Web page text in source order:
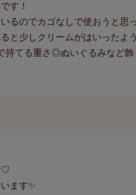
す！
るのでカゴなしで使おうと思
と少しクリームがはいったよ
持てる重さ◎ぬいぐるみなど
♡
ます✨